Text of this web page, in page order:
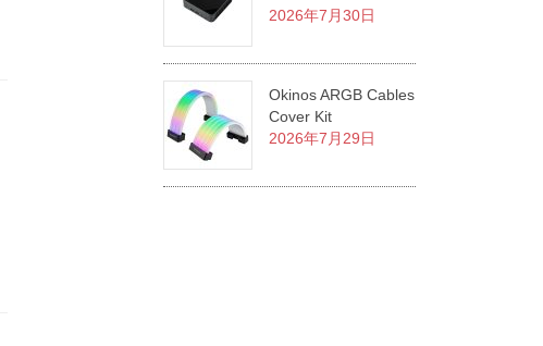
2026年7月30日
Okinos ARGB Cables
Cover Kit
2026年7月29日